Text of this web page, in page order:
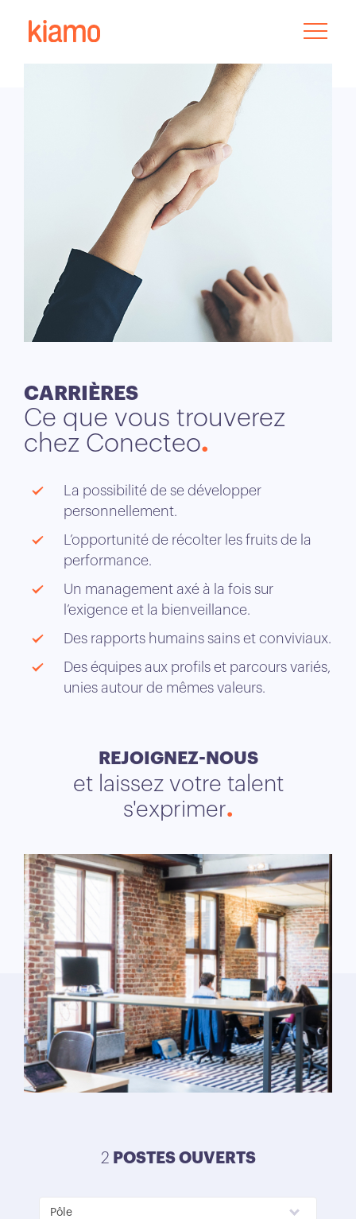
CARRIÈRES
Ce que vous trouverez
chez Conecteo
La possibilité de se développer
personnellement.
L’opportunité de récolter les fruits de la
performance.
Un management axé à la fois sur
l’exigence et la bienveillance.
Des rapports humains sains et conviviaux.
Des équipes aux profils et parcours variés,
unies autour de mêmes valeurs.
REJOIGNEZ-NOUS
et laissez votre talent
s'exprimer
2 POSTES OUVERTS
Pôle